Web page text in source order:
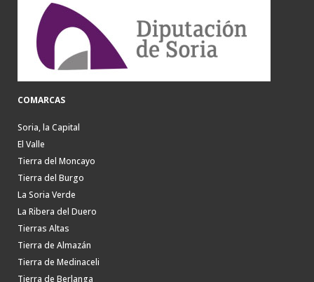
COMARCAS
Soria, la Capital
El Valle
Tierra del Moncayo
Tierra del Burgo
La Soria Verde
La Ribera del Duero
Tierras Altas
Tierra de Almazán
Tierra de Medinaceli
Tierra de Berlanga